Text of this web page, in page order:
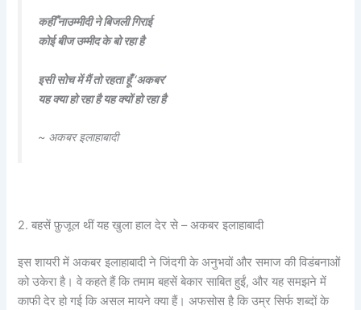
कहीँ नाउम्मीदी ने बिजली गिराई
कोई बीज उम्मीद के बो रहा है
इसी सोच में मैं तो रहता हूँ ‘अकबर’
यह क्या हो रहा है यह क्यों हो रहा है
~ अकबर इलाहाबादी
2. बहसें फ़ुजूल थीं यह खुला हाल देर से – अकबर इलाहाबादी
इस शायरी में अकबर इलाहाबादी ने जिंदगी के अनुभवों और समाज की विडंबनाओं
को उकेरा है। वे कहते हैं कि तमाम बहसें बेकार साबित हुईं, और यह समझने में
काफी देर हो गई कि असल मायने क्या हैं। अफसोस है कि उम्र सिर्फ शब्दों के